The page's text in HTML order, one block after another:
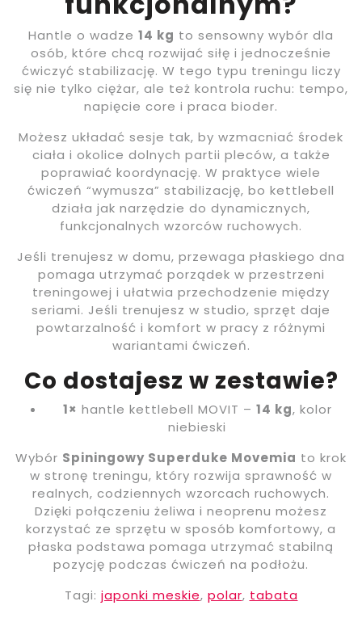
Hantle o wadze 14 kg to sensowny wybór dla
osób, które chcą rozwijać siłę i jednocześnie
ćwiczyć stabilizację. W tego typu treningu liczy
się nie tylko ciężar, ale też kontrola ruchu: tempo,
napięcie core i praca bioder.
Możesz układać sesje tak, by wzmacniać środek
ciała i okolice dolnych partii pleców, a także
poprawiać koordynację. W praktyce wiele
ćwiczeń “wymusza” stabilizację, bo kettlebell
działa jak narzędzie do dynamicznych,
funkcjonalnych wzorców ruchowych.
Jeśli trenujesz w domu, przewaga płaskiego dna
pomaga utrzymać porządek w przestrzeni
treningowej i ułatwia przechodzenie między
seriami. Jeśli trenujesz w studio, sprzęt daje
powtarzalność i komfort w pracy z różnymi
wariantami ćwiczeń.
Co dostajesz w zestawie?
1× hantle kettlebell MOVIT – 14 kg, kolor
niebieski
Wybór Spiningowy Superduke Movemia to krok
w stronę treningu, który rozwija sprawność w
realnych, codziennych wzorcach ruchowych.
Dzięki połączeniu żeliwa i neoprenu możesz
korzystać ze sprzętu w sposób komfortowy, a
płaska podstawa pomaga utrzymać stabilną
pozycję podczas ćwiczeń na podłożu.
Tagi: japonki meskie, polar, tabata